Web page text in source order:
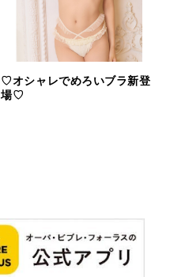
♡オシャレでめろいブラ新登
場♡